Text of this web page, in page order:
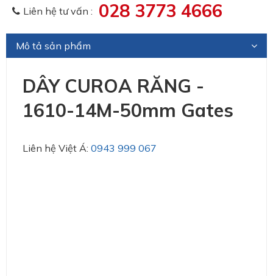
Liên hệ tư vấn : 028 3773 4666
Mô tả sản phẩm
DÂY CUROA RĂNG -
1610-14M-50mm Gates
Liên hệ Việt Á: 0943 999 067